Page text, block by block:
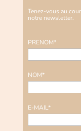
Tenez-vous au
notre newsletter.
PRENOM*
NOM*
E-MAIL*